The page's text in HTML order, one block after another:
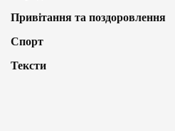
Привітання та поздоровлення
Спорт
Тексти